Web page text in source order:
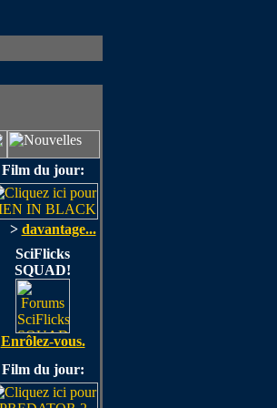
Film du jour:
> davantage...
SciFlicks
SQUAD!
Enrôlez-vous.
Film du jour: